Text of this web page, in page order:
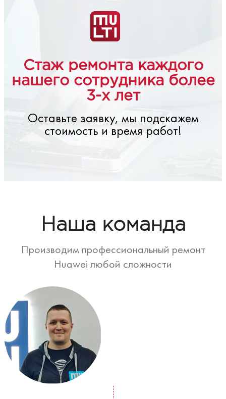
Стаж ремонта каждого
нашего сотрудника более
3-х лет
Оставьте заявку, мы подскажем
стоимость и время работ!
Наша команда
Производим профессиональный ремонт
Huawei любой сложности